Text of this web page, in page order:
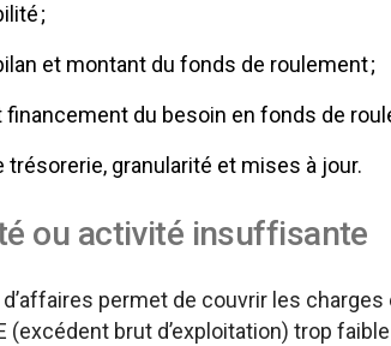
;
et montant du fonds de roulement ;
du besoin en fonds de
granularité et mises à jour.
ou activité insuffisante
permet de couvrir les
(excédent brut d’exploitation) trop